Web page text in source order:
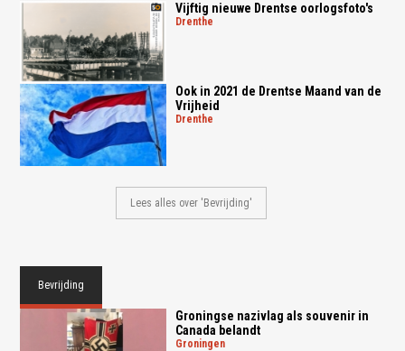
Vijftig nieuwe Drentse oorlogsfoto's
drenthe
Ook in 2021 de Drentse Maand van de
Vrijheid
drenthe
Lees alles over 'Bevrijding'
Bevrijding
Groningse nazivlag als souvenir in
Canada belandt
groningen